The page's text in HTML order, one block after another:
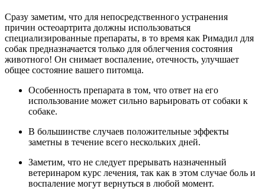
Сразу заметим, что для непосредственного устранения
причин остеоартрита должны использоваться
специализированные препараты, в то время как Римадил для
собак предназначается только для облегчения состояния
животного! Он снимает воспаление, отечность, улучшает
общее состояние вашего питомца.
Особенность препарата в том, что ответ на его
использование может сильно варьировать от собаки к
собаке.
В большинстве случаев положительные эффекты
заметны в течение всего нескольких дней.
Заметим, что не следует прерывать назначенный
ветеринаром курс лечения, так как в этом случае боль и
воспаление могут вернуться в любой момент.